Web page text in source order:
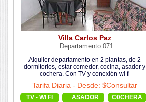
Villa Carlos Paz
Departamento 071
Alquiler departamento en 2 plantas, de 2
dormitorios, estar comedor, cocina, asador y
cochera. Con TV y conexión wi fi
Tarifa Diaria - Desde: $Consultar
TV - WI FI ASADOR C0CHERA